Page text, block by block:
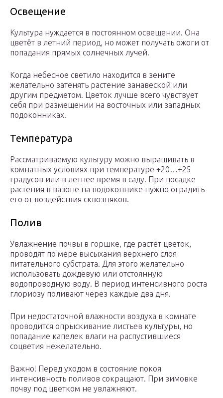
Освещение
Культура нуждается в постоянном освещении. Она
цветёт в летний период, но может получать ожоги от
попадания прямых солнечных лучей.
Когда небесное светило находится в зените
желательно затенять растение занавеской или
другим предметом. Цветок лучше всего чувствует
себя при размещении на восточных или западных
подоконниках.
Температура
Рассматриваемую культуру можно выращивать в
комнатных условиях при температуре +20…+25
градусов или в летнее время в саду. При посадке
растения в вазоне на подоконнике нужно оградить
его от воздействия сквозняков.
Полив
Увлажнение почвы в горшке, где растёт цветок,
проводят по мере высыхания верхнего слоя
питательного субстрата. Для этого желательно
использовать дождевую или отстоянную
водопроводную воду. В период интенсивного роста
глориозу поливают через каждые два дня.
При недостаточной влажности воздуха в комнате
проводится опрыскивание листьев культуры, но
попадание капелек влаги на распустившиеся
соцветия нежелательно.
Важно! Перед уходом в состояние покоя
интенсивность поливов сокращают. При зимовке
почву под цветком не увлажняют.